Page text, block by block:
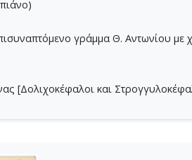
γράμμα Θ. Αντωνίου με
[Δολιχοκέφαλοι και